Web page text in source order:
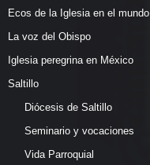
Ecos de la Iglesia en el mundo
La voz del Obispo
Iglesia peregrina en México
Saltillo
Diócesis de Saltillo
Seminario y vocaciones
Vida Parroquial